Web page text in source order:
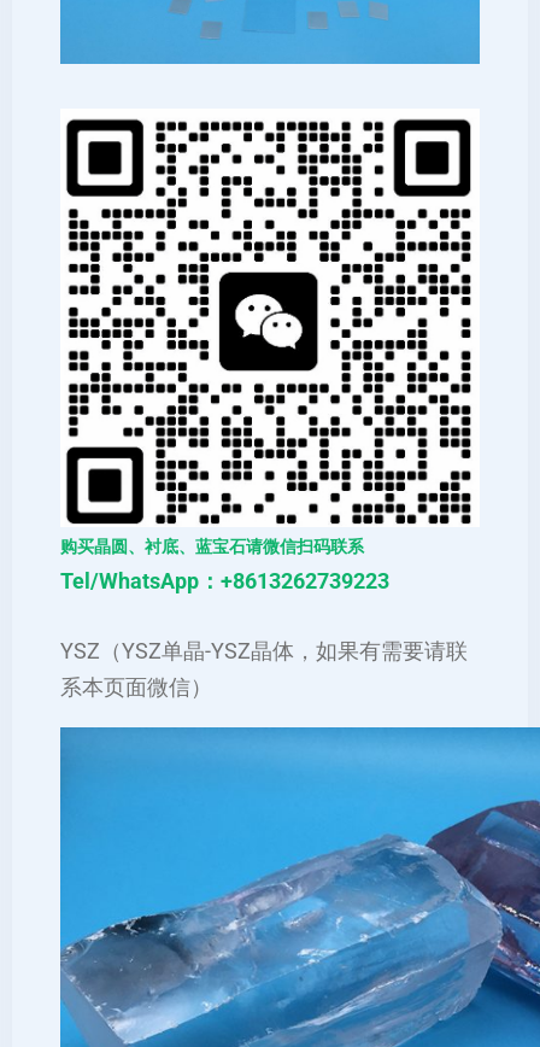
购买晶圆、衬底、蓝宝石请微信扫码联系
Tel/WhatsApp：+8613262739223
YSZ（YSZ单晶-YSZ晶体，如果有需要请联
系本页面微信）